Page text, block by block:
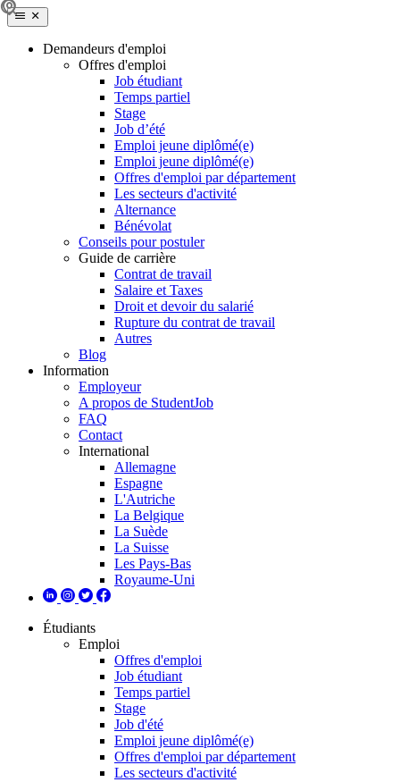
Demandeurs d'emploi
Offres d'emploi
Job étudiant
Temps partiel
Stage
Job d’été
Emploi jeune diplômé(e)
Emploi jeune diplômé(e)
Offres d'emploi par département
Les secteurs d'activité
Alternance
Bénévolat
Conseils pour postuler
Guide de carrière
Contrat de travail
Salaire et Taxes
Droit et devoir du salarié
Rupture du contrat de travail
Autres
Blog
Information
Employeur
A propos de StudentJob
FAQ
Contact
International
Allemagne
Espagne
L'Autriche
La Belgique
La Suède
La Suisse
Les Pays-Bas
Royaume-Uni
Étudiants
Emploi
Offres d'emploi
Job étudiant
Temps partiel
Stage
Job d'été
Emploi jeune diplômé(e)
Offres d'emploi par département
Les secteurs d'activité